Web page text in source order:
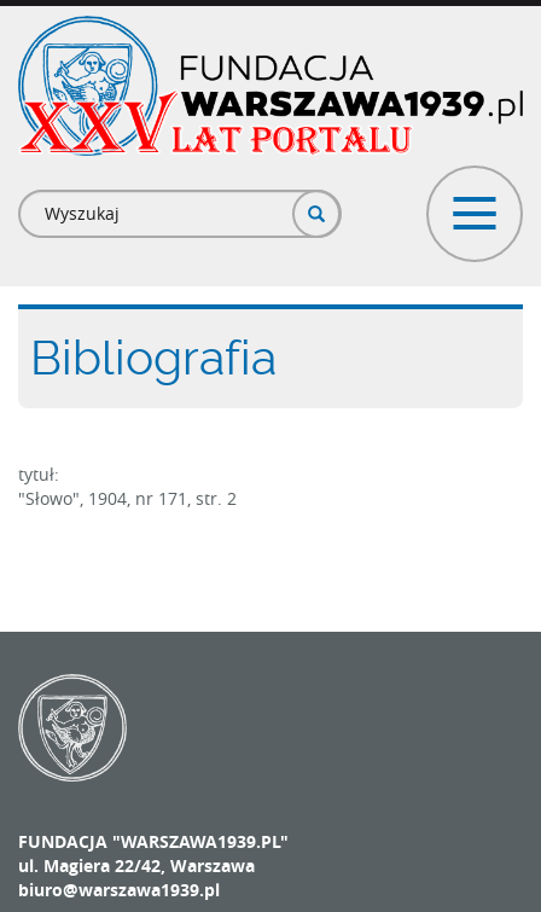
Przejdź
treści
Formularz
wyszukiwania
Bibliografia
tytuł:
"Słowo", 1904, nr 171, str. 2
FUNDACJA "WARSZAWA1939.PL"
ul. Magiera 22/42, Warszawa
biuro@warszawa1939.pl